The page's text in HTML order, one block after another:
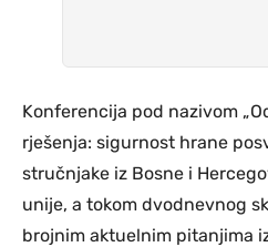
Konferencija pod nazivom
rješenja: sigurnost hrane
stručnjake iz Bosne i
unije, a tokom dvodnevnog
brojnim aktuelnim pitanjima